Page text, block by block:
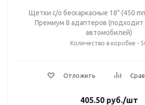
Щетки с/о бескаркасные 18" (450
Премиум 8 адаптеров (подходит
автомобилей)
Количество в коробке -
Отложить
405.50 руб./шт